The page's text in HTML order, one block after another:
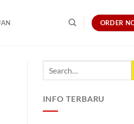
ORDER
INFO TERBARU